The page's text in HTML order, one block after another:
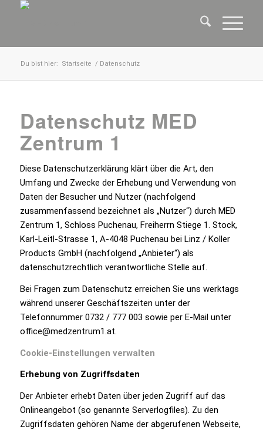
Du bist hier: Startseite / Datenschutz
Datenschutz MED
Zentrum 1
Diese Datenschutzerklärung klärt über die Art, den
Umfang und Zwecke der Erhebung und Verwendung von
Daten der Besucher und Nutzer (nachfolgend
zusammenfassend bezeichnet als „Nutzer“) durch MED
Zentrum 1, Schloss Puchenau, Freiherrn Stiege 1. Stock,
Karl-Leitl-Strasse 1, A-4048 Puchenau bei Linz / Koller
Products GmbH (nachfolgend „Anbieter“) als
datenschutzrechtlich verantwortliche Stelle auf.
Bei Fragen zum Datenschutz erreichen Sie uns werktags
während unserer Geschäftszeiten unter der
Telefonnummer 0732 / 777 003 sowie per E-Mail unter
office@medzentrum1.at.
Cookie-Einstellungen verwalten
Erhebung von Zugriffsdaten
Der Anbieter erhebt Daten über jeden Zugriff auf das
Onlineangebot (so genannte Serverlogfiles). Zu den
Zugriffsdaten gehören Name der abgerufenen Webseite,